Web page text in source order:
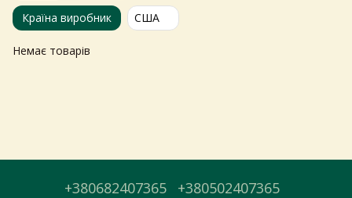
Країна виробник США
Немає товарів
+380682407365 +380502407365
Перейти до оформлення
День доставки обираєте під час оформлення.